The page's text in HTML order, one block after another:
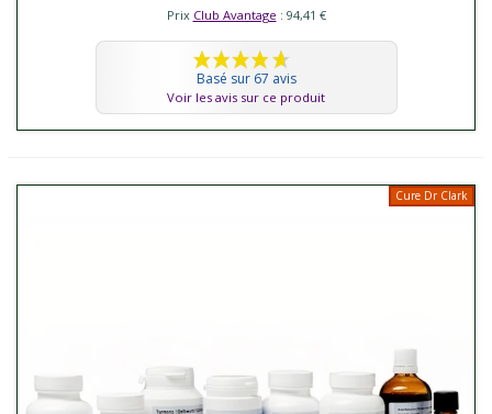
Prix Club Avantage : 94,41 €
Basé sur 67 avis
Voir les avis sur ce produit
Cure Dr Clark